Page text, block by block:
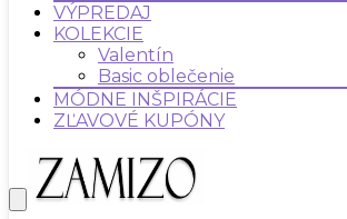
VÝPREDAJ
KOLEKCIE
Valentín
Basic oblečenie
MÓDNE INŠPIRÁCIE
ZĽAVOVÉ KUPÓNY